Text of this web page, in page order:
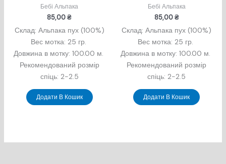
Бебі Альпака
85,00₴
Склад: Альпака пух (100%)
Вес мотка: 25 гр.
Довжина в мотку: 100.00 м.
Рекомендований розмір
спіць: 2-2.5
Додати В Кошик
Бебі Альпака
85,00₴
Склад: Альпака пух (100%)
Вес мотка: 25 гр.
Довжина в мотку: 100.00 м.
Рекомендований розмір
спіць: 2-2.5
Додати В Кошик